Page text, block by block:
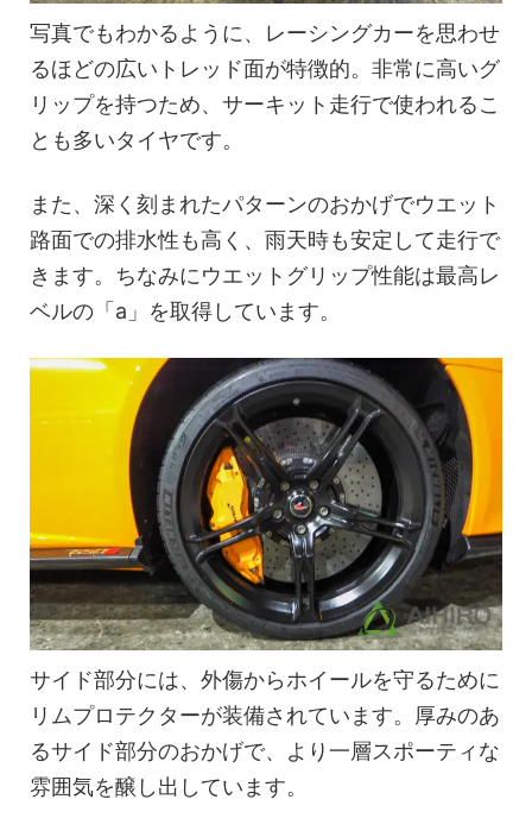
写真でもわかるように、レーシングカーを思わせ
るほどの広いトレッド面が特徴的。非常に高いグ
リップを持つため、サーキット走行で使われるこ
とも多いタイヤです。
また、深く刻まれたパターンのおかげでウエット
路面での排水性も高く、雨天時も安定して走行で
きます。ちなみにウエットグリップ性能は最高レ
ベルの「a」を取得しています。
サイド部分には、外傷からホイールを守るために
リムプロテクターが装備されています。厚みのあ
るサイド部分のおかげで、より一層スポーティな
雰囲気を醸し出しています。